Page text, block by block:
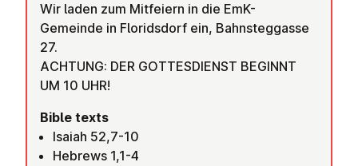
Wir laden zum Mitfeiern in die EmK-
Gemeinde in Floridsdorf ein, Bahnsteggasse
27.
ACHTUNG: DER GOTTESDIENST BEGINNT
UM 10 UHR!
Bible texts
Isaiah 52,7-10
Hebrews 1,1-4